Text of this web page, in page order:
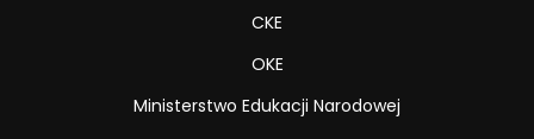
CKE
OKE
Ministerstwo Edukacji Narodowej